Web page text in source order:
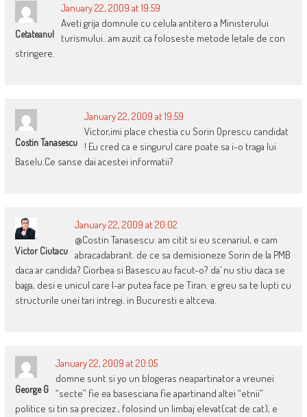
Cetateanul
January 22, 2009 at 19:59
Aveti grija domnule cu celula antitero a Ministerului
turismului…am auzit ca foloseste metode letale de con
stringere.
Costin Tanasescu
January 22, 2009 at 19:59
Victor,imi place chestia cu Sorin Oprescu candidat
! Eu cred ca e singurul care poate sa i-o traga lui
Baselu.Ce sanse dai acestei informatii?
Victor Ciutacu
January 22, 2009 at 20:02
@Costin Tanasescu: am citit si eu scenariul, e cam
abracadabrant. de ce sa demisioneze Sorin de la PMB
daca ar candida? Ciorbea si Basescu au facut-o? da’ nu stiu daca se
baga, desi e unicul care l-ar putea face pe Tiran. e greu sa te lupti cu
structurile unei tari intregi. in Bucuresti e altceva.
George G
January 22, 2009 at 20:05
domne sunt si yo un blogeras neapartinator a vreunei
“secte” fie ea basesciana fie apartinand altei “etnii”
politice si tin sa precizez , folosind un limbaj elevat(cat de cat), e